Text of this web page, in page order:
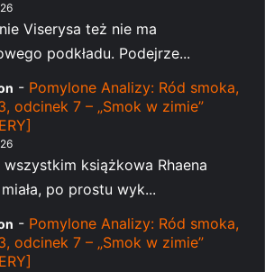
Viserysa też nie ma
podkładu. Podejrze...
- Pomylone Analizy: Ród smoka,
odcinek 7 – „Smok w zimie”
wszystkim książkowa Rhaena
po prostu wyk...
- Pomylone Analizy: Ród smoka,
odcinek 7 – „Smok w zimie”